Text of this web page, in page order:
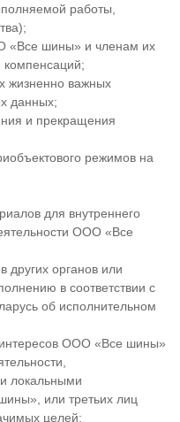
работы,
«Все шины» и членам их
компенсаций;
жизненно важных
данных;
и прекращения
режимов на
для внутреннего
ООО «Все
других органов или
в соответствии с
об исполнительном
интересов ООО «Все шины»
локальными
или третьих лиц
целей;